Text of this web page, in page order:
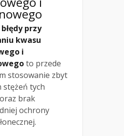
przy
kwasu
i
to przede
stosowanie zbyt
stężeń tych
brak
ochrony